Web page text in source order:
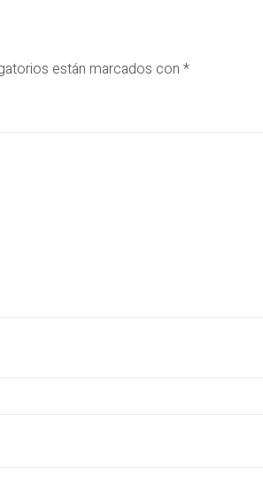
están marcados con *